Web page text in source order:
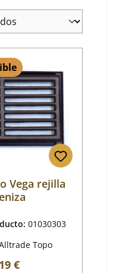
Vega rejilla
01030303
Topo
normal:
€